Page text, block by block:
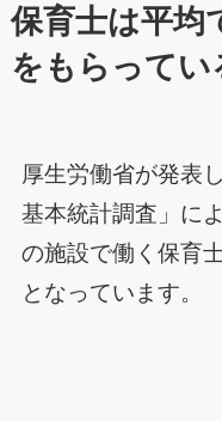
保育士は平均
をもらってい
厚生労働省が発表
基本統計調査」に
の施設で働く保育
となっています。